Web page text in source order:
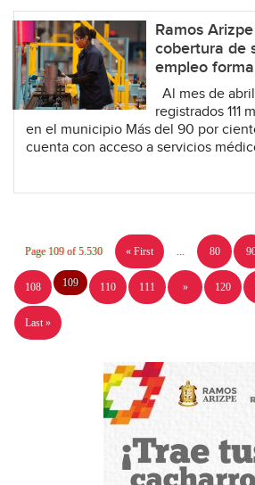
Ramos
cobertura de
empleo
Al mes de
registrados 111
en el municipio Más del 90 por
cuenta con acceso a servicios
Page 109 of 5.530 « First 80
108 109 110 111 » 120
Last »